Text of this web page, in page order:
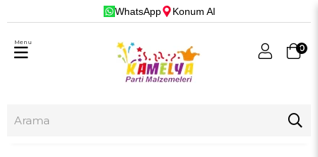
WhatsApp Konum Al
0
Menu